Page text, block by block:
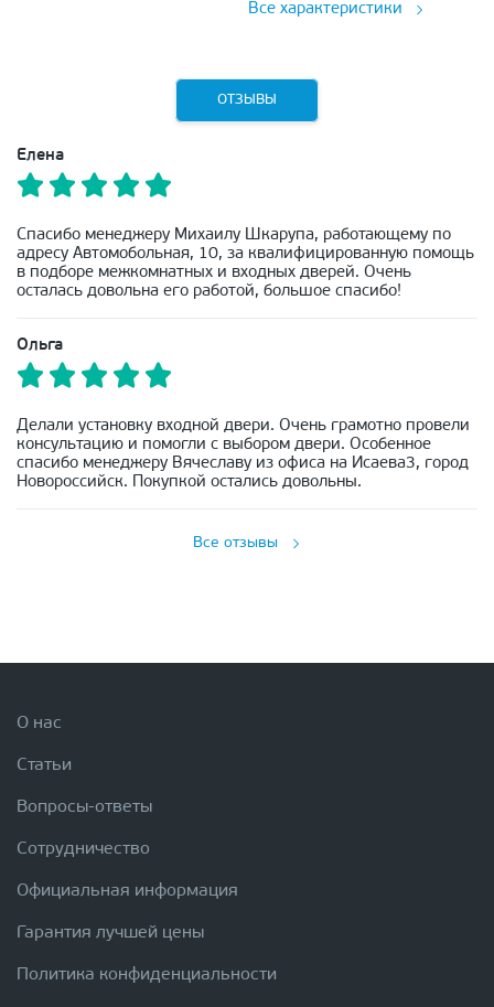
Все характеристики
ОТЗЫВЫ
Елена
Спасибо менеджеру Михаилу Шкарупа, работающему по
адресу Автомобольная, 10, за квалифицированную помощь
в подборе межкомнатных и входных дверей. Очень
осталась довольна его работой, большое спасибо!
Ольга
Делали установку входной двери. Очень грамотно провели
консультацию и помогли с выбором двери. Особенное
спасибо менеджеру Вячеславу из офиса на Исаева3, город
Новороссийск. Покупкой остались довольны.
Все отзывы
О нас
Статьи
Вопросы-ответы
Сотрудничество
Официальная информация
Гарантия лучшей цены
Политика конфиденциальности